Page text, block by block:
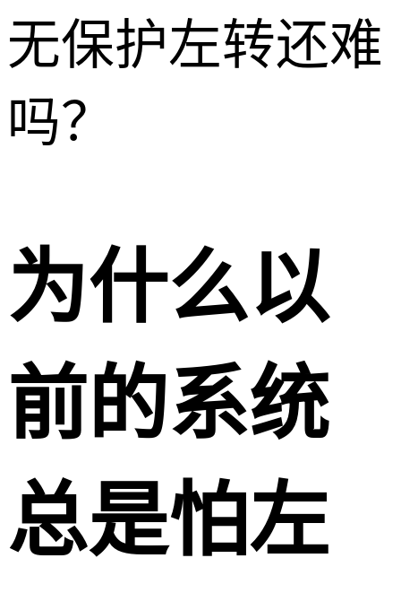
无保护左转还难
吗？
为什么以
前的系统
总是怕左